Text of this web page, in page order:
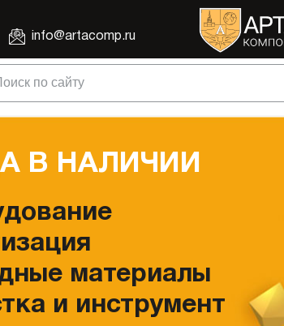
info@artacomp.ru
по сайту
В НАЛИЧИИ
материалы
и инструмент